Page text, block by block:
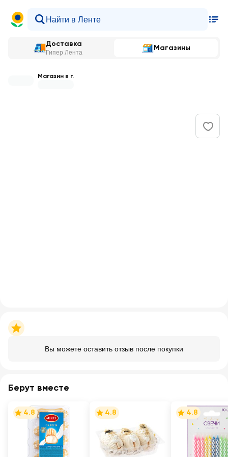
Доставка
Гипер Лента
Магазины
Магазин в г.
Вы можете оставить отзыв после покупки
Берут вместе
4.8 4.8 4.8